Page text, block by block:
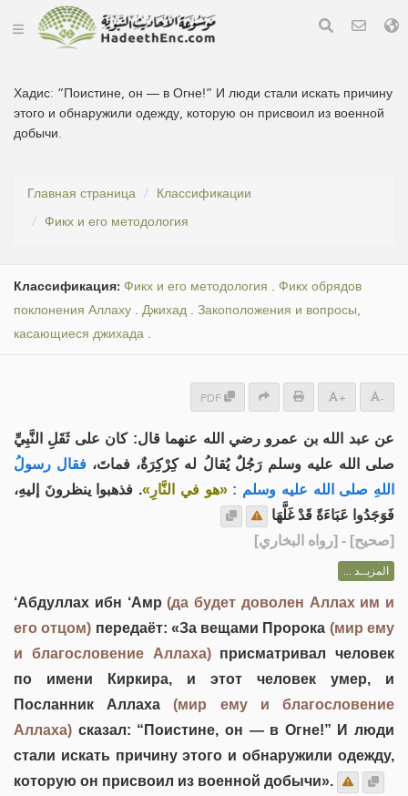
Хадис: “Поистине, он — в Огне!” И люди стали искать причину
этого и обнаружили одежду, которую он присвоил из военной
добычи.
Главная страница
Классификации
Фикх и его методология
Классификация: Фикх и его методология . Фикх обрядов
поклонения Аллаху . Джихад . Закоположения и вопросы,
касающиеся джихада .
PDF + -
عن عبد الله بن عمرو رضي الله عنهما قال: كان على ثَقَلِ النَّبِيِّ
صلى الله عليه وسلم رَجُلٌ يُقالُ له كِرْكِرَةٌ، فماتَ، فقال رسولُ
اللهِ صلى الله عليه وسلم : «هو في النَّارِ». فذهبوا ينظرونَ إليهِ،
فَوَجَدُوا عَبَاءَةً قَدْ غَلَّهَا
[صحيح] - [رواه البخاري]
المزيــد ...
‘Абдуллах ибн ‘Амр(да будет доволен Аллах им и
его отцом) передаёт: «За вещами Пророка (мир ему
и благословение Аллаха)присматривал человек
по имени Киркира, и этот человек умер, и
Посланник Аллаха(мир ему и благословение
Аллаха) сказал: “Поистине, он — в Огне!” И люди
стали искать причину этого и обнаружили одежду,
которую он присвоил из военной добычи».